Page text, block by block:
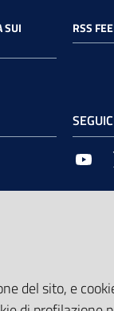
SUI
RSS
del sito, e